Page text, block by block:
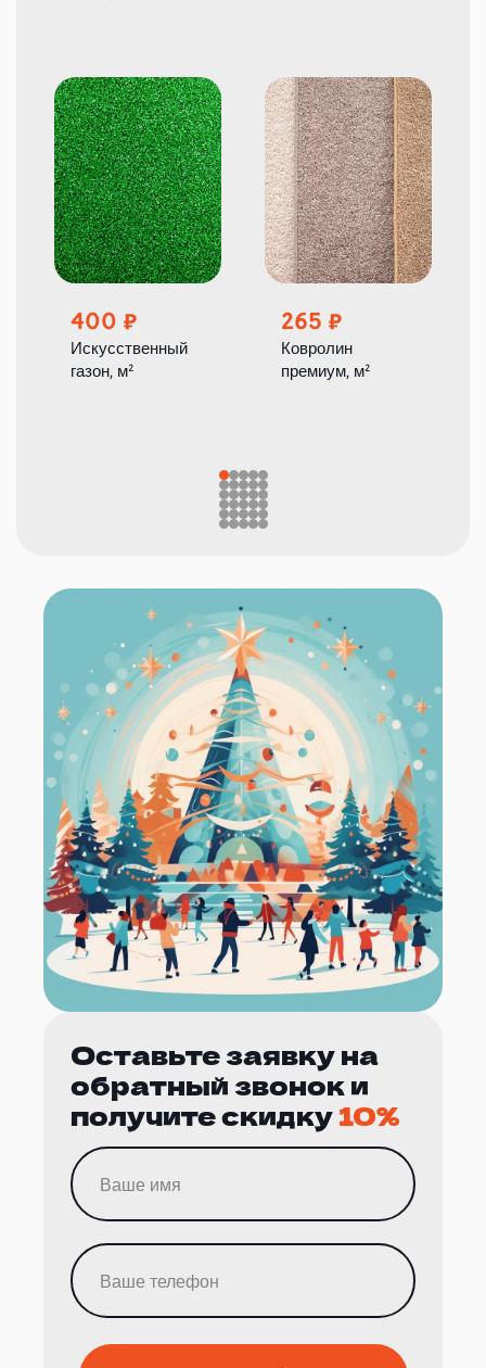
400
Искусственный
газон, м²
265
Ковролин
премиум, м²
Оставьте заявку на
обратный звонок и
получите скидку10%